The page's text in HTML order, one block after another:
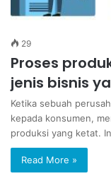
29
Proses
jenis bisnis
Ketika sebuah
kepada konsumen,
produksi yang ketat.
Read More »